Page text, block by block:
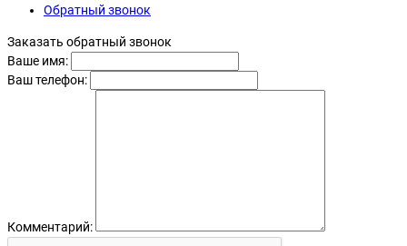
Обратный звонок
Заказать обратный звонок
Ваше имя:
Ваш телефон:
Комментарий: